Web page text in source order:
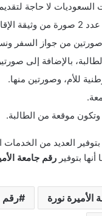
لا حاجة
منها.
من جواز السفر
بالإضافة إلى
للأم، وصورتين منها.
موقعة من الطالبة.
العديد من
بتوفير رقم جامعة
نورة رقم